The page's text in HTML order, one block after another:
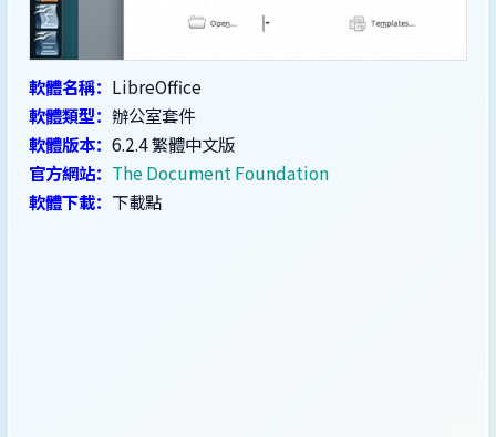
軟體名稱： LibreOffice
軟體類型： 辦公室套件
軟體版本： 6.2.4 繁體中文版
官方網站： The Document Foundation
軟體下載： 下載點